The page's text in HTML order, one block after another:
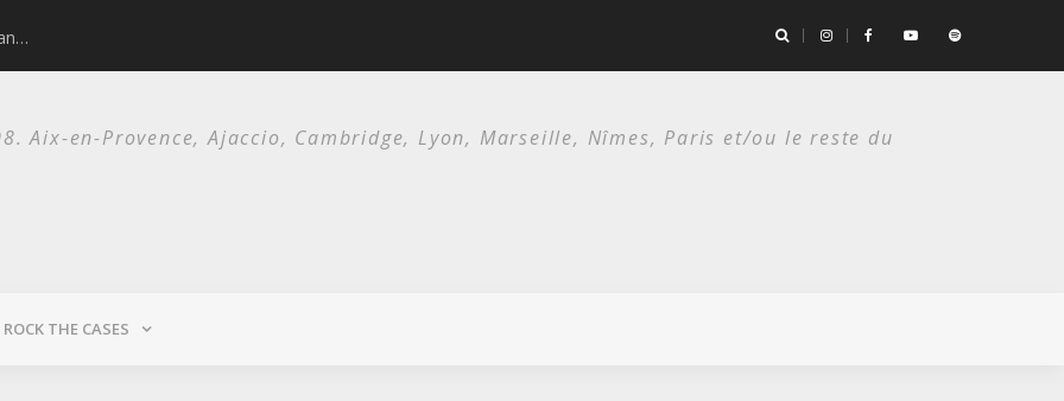
Nick Cave and the Bad Seeds / Festival de Nîmes, Arènes romaines/ 14 juillet 2026
Aix-en-Provence, Ajaccio, Cambridge, Lyon, Marseille, Nîmes, Paris et/ou le reste du
ROCK THE CASES